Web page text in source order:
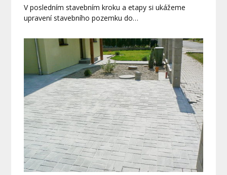
V posledním stavebním kroku a etapy si ukážeme
upravení stavebního pozemku do…